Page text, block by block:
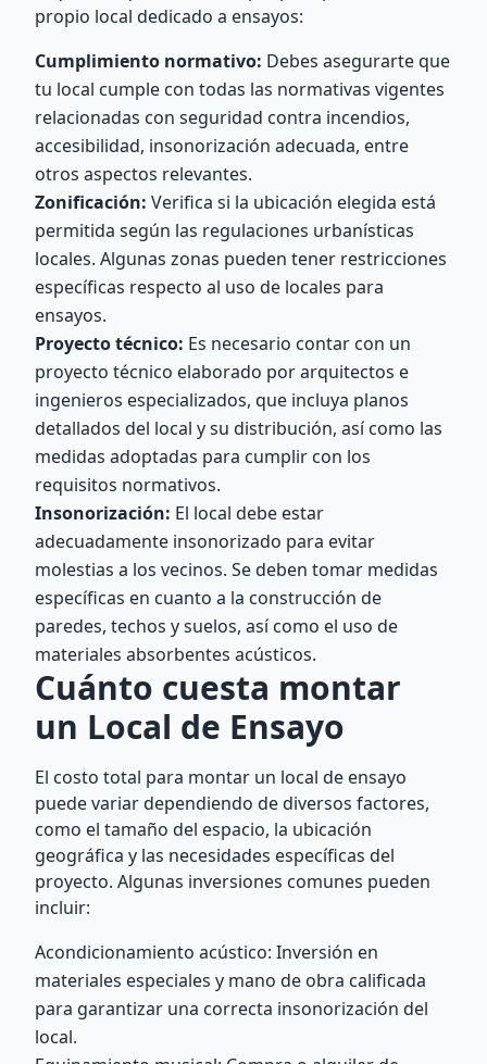
propio local dedicado a ensayos:
Cumplimiento normativo: Debes asegurarte que
tu local cumple con todas las normativas vigentes
relacionadas con seguridad contra incendios,
accesibilidad, insonorización adecuada, entre
otros aspectos relevantes.
Zonificación: Verifica si la ubicación elegida está
permitida según las regulaciones urbanísticas
locales. Algunas zonas pueden tener restricciones
específicas respecto al uso de locales para
ensayos.
Proyecto técnico: Es necesario contar con un
proyecto técnico elaborado por arquitectos e
ingenieros especializados, que incluya planos
detallados del local y su distribución, así como las
medidas adoptadas para cumplir con los
requisitos normativos.
Insonorización: El local debe estar
adecuadamente insonorizado para evitar
molestias a los vecinos. Se deben tomar medidas
específicas en cuanto a la construcción de
paredes, techos y suelos, así como el uso de
materiales absorbentes acústicos.
Cuánto cuesta montar
un Local de Ensayo
El costo total para montar un local de ensayo
puede variar dependiendo de diversos factores,
como el tamaño del espacio, la ubicación
geográfica y las necesidades específicas del
proyecto. Algunas inversiones comunes pueden
incluir:
Acondicionamiento acústico: Inversión en
materiales especiales y mano de obra calificada
para garantizar una correcta insonorización del
local.